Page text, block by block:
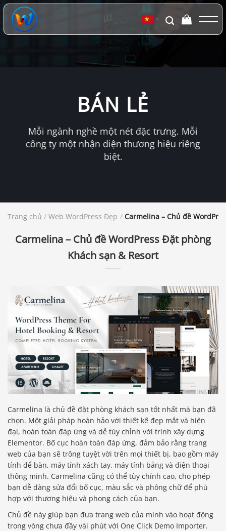
Chuyển
đến
dung
▼
BÁN LẺ
Mỗi ngành nghề một nét đặc trưng. Mỗi
công ty một nhận diện thương hiệu riêng
biệt.
Trang chủ / Web WordPress Đẹp / Carmelina – Chủ đề
Carmelina – Chủ đề WordPress Đặt phòng
Khách sạn & Resort
Carmelina là chủ đề đặt phòng khách sạn tốt nhất mà bạn đã
chọn. Một giải pháp hoàn hảo với thiết kế đẹp mắt và hiện
đại, hoàn toàn đáp ứng và dễ tùy chỉnh với trình xây dựng
Elementor. Bố cục hoàn toàn đáp ứng, đảm bảo rằng trang
web của bạn sẽ trông tuyệt vời trên mọi thiết bị, bao gồm máy
tính để bàn, máy tính xách tay, máy tính bảng và điện thoại
thông minh. Carmelina cũng có thể tùy chỉnh cao, cho phép
bạn dễ dàng sửa đổi bố cục, màu sắc và phông chữ để phù
hợp với thương hiệu và phong cách của bạn.
Chủ đề này giúp bạn đưa trang web của mình vào hoạt động
trong vòng chưa đầy vài phút với One Click Demo Importer.